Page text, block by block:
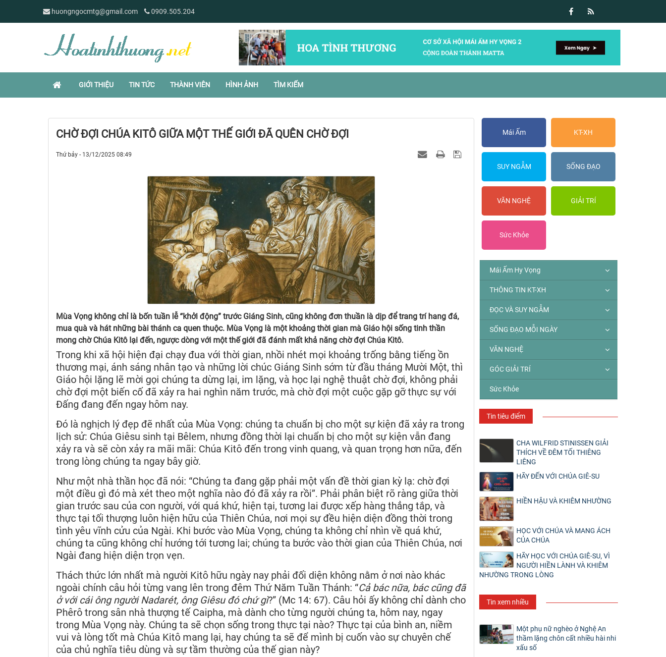
huongngocmtg@gmail.com 0909.505.204
GIỚI THIỆU TIN TỨC THÀNH VIÊN HÌNH ẢNH TÌM KIẾM
CHỜ ĐỢI CHÚA KITÔ GIỮA MỘT THẾ GIỚI ĐÃ QUÊN CHỜ ĐỢI
Thứ bảy - 13/12/2025 08:49
Mùa Vọng không chỉ là bốn tuần lễ “khởi động” trước Giáng Sinh, cũng không đơn thuần là dịp để trang trí hang đá,
mua quà và hát những bài thánh ca quen thuộc. Mùa Vọng là một khoảng thời gian mà Giáo hội sống tinh thần
mong chờ Chúa Kitô lại đến, ngược dòng với một thế giới đã đánh mất khả năng chờ đợi Chúa Kitô.
Trong khi xã hội hiện đại chạy đua với thời gian, nhồi nhét mọi khoảng trống bằng tiếng ồn
thương mại, ánh sáng nhân tạo và những lời chúc Giáng Sinh sớm từ đầu tháng Mười Một, thì
Giáo hội lặng lẽ mời gọi chúng ta dừng lại, im lặng, và học lại nghệ thuật chờ đợi, không phải
chờ đợi một biến cố đã xảy ra hai nghìn năm trước, mà chờ đợi một cuộc gặp gỡ thực sự với
Đấng đang đến ngay hôm nay.
Đó là nghịch lý đẹp đẽ nhất của Mùa Vọng: chúng ta chuẩn bị cho một sự kiện đã xảy ra trong
lịch sử: Chúa Giêsu sinh tại Bêlem, nhưng đồng thời lại chuẩn bị cho một sự kiện vẫn đang
xảy ra và sẽ còn xảy ra mãi mãi: Chúa Kitô đến trong vinh quang, và quan trọng hơn nữa, đến
trong lòng chúng ta ngay bây giờ.
Như một nhà thần học đã nói: “Chúng ta đang gặp phải một vấn đề thời gian kỳ lạ: chờ đợi
một điều gì đó mà xét theo một nghĩa nào đó đã xảy ra rồi”. Phải phân biệt rõ ràng giữa thời
gian trước sau của con người, với quá khứ, hiện tại, tương lai được xếp hàng thẳng tắp, và
thực tại tối thượng luôn hiện hữu của Thiên Chúa, nơi mọi sự đều hiện diện đồng thời trong
tình yêu vĩnh cửu của Ngài. Khi bước vào Mùa Vọng, chúng ta không chỉ nhìn về quá khứ,
chúng ta cũng không chỉ hướng tới tương lai; chúng ta bước vào thời gian của Thiên Chúa, nơi
Ngài đang hiện diện trọn vẹn.
Thách thức lớn nhất mà người Kitô hữu ngày nay phải đối diện không nằm ở nơi nào khác
ngoài chính câu hỏi từng vang lên trong đêm Thứ Năm Tuần Thánh: “Cả bác nữa, bác cũng đã
ở với cái ông người Nadarét, ông Giêsu đó chứ gì?” (Mc 14: 67). Câu hỏi ấy không chỉ dành cho
Phêrô trong sân nhà thượng tế Caipha, mà dành cho từng người chúng ta, hôm nay, ngay
trong Mùa Vọng này. Chúng ta sẽ chọn sống trong thực tại nào? Thực tại của bình an, niềm
vui và lòng tốt mà Chúa Kitô mang lại, hay chúng ta sẽ để mình bị cuốn vào sự chuyên chế
của chủ nghĩa tiêu dùng và sự tầm thường của thế gian này?
Mái Ấm KT-XH
SUY NGẪM SỐNG ĐẠO
VĂN NGHỆ GIẢI TRÍ
Sức Khỏe
Mái Ấm Hy Vọng
THÔNG TIN KT-XH
ĐỌC VÀ SUY NGẪM
SỐNG ĐẠO MỖI NGÀY
VĂN NGHỆ
GÓC GIẢI TRÍ
Sức Khỏe
Tin tiêu điểm
CHA WILFRID STINISSEN GIẢI
THÍCH VỀ ĐÊM TỐI THIÊNG
LIÊNG
HÃY ĐẾN VỚI CHÚA GIÊ-SU
HIỀN HẬU VÀ KHIÊM NHƯỜNG
HỌC VỚI CHÚA VÀ MANG ÁCH
CỦA CHÚA
HÃY HỌC VỚI CHÚA GIÊ-SU, VÌ
NGƯỜI HIỀN LÀNH VÀ KHIÊM
NHƯỜNG TRONG LÒNG
Tin xem nhiều
Một phụ nữ nghèo ở Nghệ An
thầm lặng chôn cất nhiều hài nhi
xấu số